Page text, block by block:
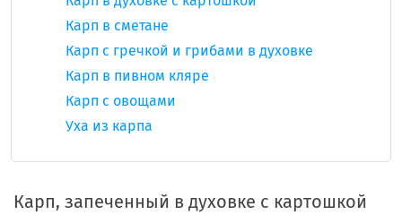
Карп в сметане
Карп с гречкой и грибами в духовке
Карп в пивном кляре
Карп с овощами
Уха из карпа
Карп, запеченный в духовке с картошкой